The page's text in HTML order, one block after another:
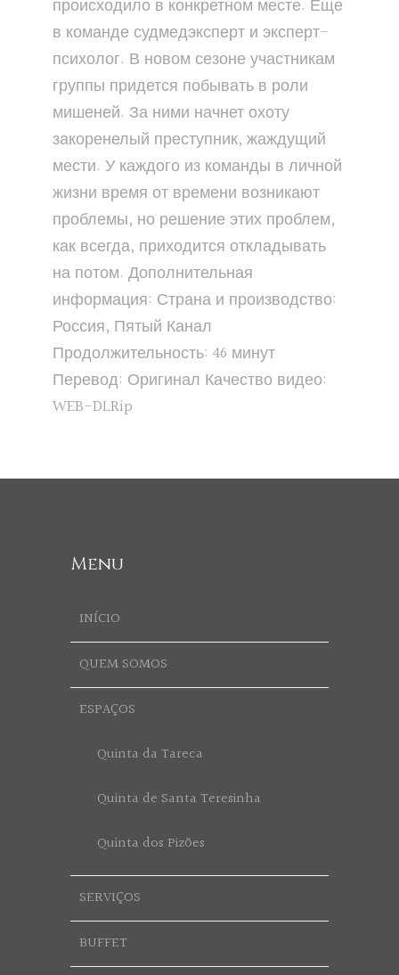
происходило в конкретном месте. Еще
в команде судмедэксперт и эксперт-
психолог. В новом сезоне участникам
группы придется побывать в роли
мишеней. За ними начнет охоту
закоренелый преступник, жаждущий
мести. У каждого из команды в личной
жизни время от времени возникают
проблемы, но решение этих проблем,
как всегда, приходится откладывать
на потом. Дополнительная
информация: Страна и производство:
Россия, Пятый Канал
Продолжительность: 46 минут
Перевод: Оригинал Качество видео:
WEB-DLRip
Menu
INÍCIO
QUEM SOMOS
ESPAÇOS
Quinta da Tareca
Quinta de Santa Teresinha
Quinta dos Pizões
SERVIÇOS
BUFFET